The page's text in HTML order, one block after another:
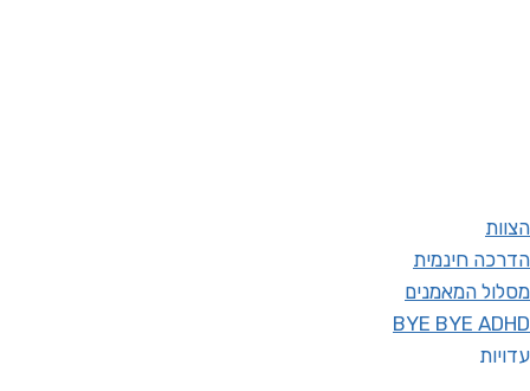
הצוות
הדרכה חינמית
מסלול המאמנים
BYE BYE ADHD
עדויות